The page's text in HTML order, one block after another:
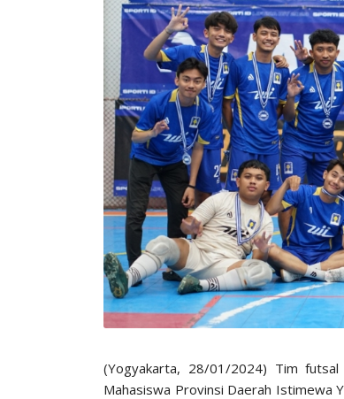
(Yogyakarta, 28/01/2024) Tim
Mahasiswa Provinsi Daerah Istimewa